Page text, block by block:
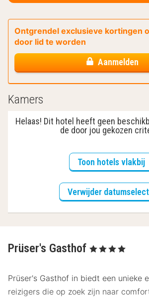
Ontgrendel exclusieve kortingen
door lid te worden
Aanmelden
Kamers
Helaas! Dit hotel heeft geen
de door jou gekozen
Toon hotels vlakbij
Verwijder
Prüser's Gasthof , 4 Sterren
Prüser's Gasthof in biedt een unieke
reizigers die op zoek zijn naar